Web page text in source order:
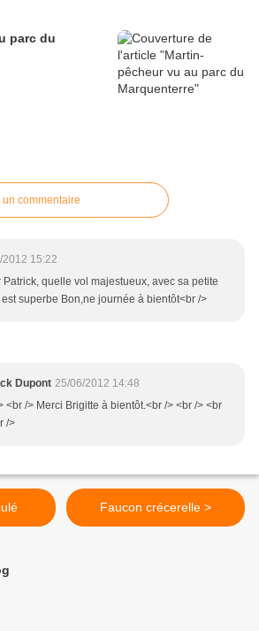
parc du
un commentaire
2012 15:22
Patrick, quelle vol majestueux, avec sa petite
superbe Bon,ne journée à bientôt<br />
Dupont 25/06/2012 14:48
<br /> Merci Brigitte à bientôt.<br /> <br /> <br
/>
Faucon crécerelle >